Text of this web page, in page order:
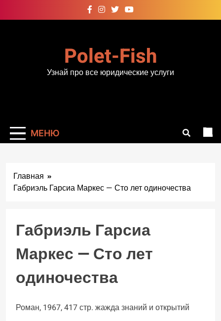
к
Polet-Fish
Узнай про все юридические услуги
МЕНЮ
Главная
Габриэль Гарсиа Маркес — Сто лет одиночества
Габриэль Гарсиа
Маркес — Сто лет
одиночества
Роман, 1967, 417 стр. жажда знаний и открытий